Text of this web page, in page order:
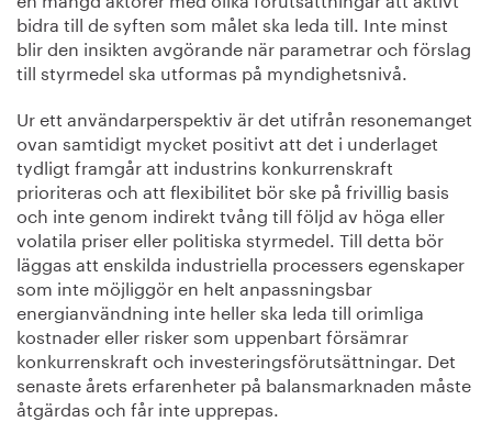
bidra till de syften som målet ska leda till. Inte minst
blir den insikten avgörande när parametrar och förslag
till styrmedel ska utformas på myndighetsnivå.
Ur ett användarperspektiv är det utifrån resonemanget
ovan samtidigt mycket positivt att det i underlaget
tydligt framgår att industrins konkurrenskraft
prioriteras och att flexibilitet bör ske på frivillig basis
och inte genom indirekt tvång till följd av höga eller
volatila priser eller politiska styrmedel. Till detta bör
läggas att enskilda industriella processers egenskaper
som inte möjliggör en helt anpassningsbar
energianvändning inte heller ska leda till orimliga
kostnader eller risker som uppenbart försämrar
konkurrenskraft och investeringsförutsättningar. Det
senaste årets erfarenheter på balansmarknaden måste
åtgärdas och får inte upprepas.